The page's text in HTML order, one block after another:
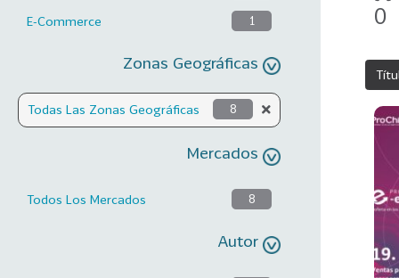
E-Commerce 1
Zonas Geográficas
Todas Las Zonas Geográficas 8
Mercados
Todos Los Mercados 8
Autor
0